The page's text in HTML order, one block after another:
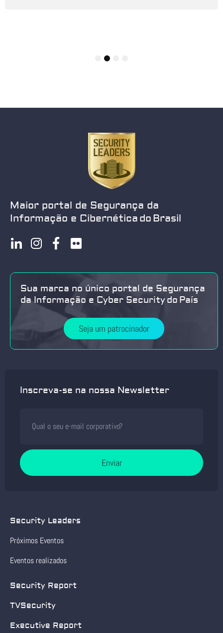
Maior portal de Segurança da
Informação e Cibernética do Brasil
Sua marca no único portal de Segurança
da Informação e Cyber Security do País
Seja um patrocinador
Inscreva-se na nossa Newsletter
Enviar
Security Leaders
Próximos Eventos
Eventos realizados
Security Report
TVSecurity
Executive Report